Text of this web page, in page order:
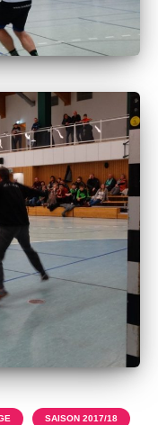
SAISON 2017/18